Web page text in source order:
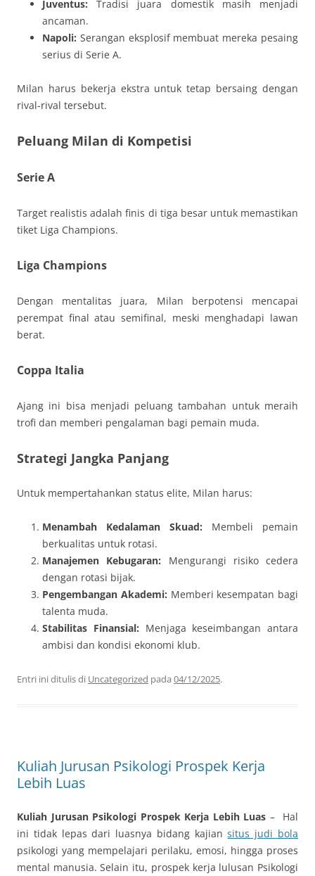
Juventus: Tradisi juara domestik masih menjadi
ancaman.
Napoli: Serangan eksplosif membuat mereka pesaing
serius di Serie A.
Milan harus bekerja ekstra untuk tetap bersaing dengan
rival-rival tersebut.
Peluang Milan di Kompetisi
Serie A
Target realistis adalah finis di tiga besar untuk memastikan
tiket Liga Champions.
Liga Champions
Dengan mentalitas juara, Milan berpotensi mencapai
perempat final atau semifinal, meski menghadapi lawan
berat.
Coppa Italia
Ajang ini bisa menjadi peluang tambahan untuk meraih
trofi dan memberi pengalaman bagi pemain muda.
Strategi Jangka Panjang
Untuk mempertahankan status elite, Milan harus:
Menambah Kedalaman Skuad: Membeli pemain
berkualitas untuk rotasi.
Manajemen Kebugaran: Mengurangi risiko cedera
dengan rotasi bijak.
Pengembangan Akademi: Memberi kesempatan bagi
talenta muda.
Stabilitas Finansial: Menjaga keseimbangan antara
ambisi dan kondisi ekonomi klub.
Entri ini ditulis di Uncategorized pada 04/12/2025.
Kuliah Jurusan Psikologi Prospek Kerja
Lebih Luas
Kuliah Jurusan Psikologi Prospek Kerja Lebih Luas – Hal
ini tidak lepas dari luasnya bidang kajiansitus judi bola
psikologi yang mempelajari perilaku, emosi, hingga proses
mental manusia. Selain itu, prospek kerja lulusan Psikologi